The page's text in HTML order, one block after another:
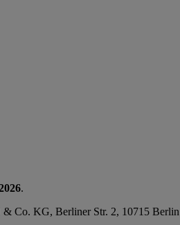
.
& Co. KG, Berliner Str. 2, 10715 Berlin